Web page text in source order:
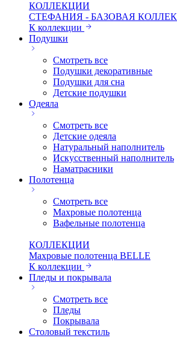
КОЛЛЕКЦИИ
СТЕФАНИЯ - БАЗОВАЯ
К коллекции
Подушки
Смотреть все
Подушки декоративные
Подушки для сна
Детские подушки
Одеяла
Смотреть все
Детские одеяла
Натуральный наполнитель
Искуcственный наполнитель
Наматрасники
Полотенца
Смотреть все
Махровые полотенца
Вафельные полотенца
КОЛЛЕКЦИИ
Махровые полотенца BELLE
К коллекции
Пледы и покрывала
Смотреть все
Пледы
Покрывала
Столовый текстиль